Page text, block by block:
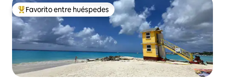
De los mejores en Favorito entre huéspedes
Favorito entre huéspedes